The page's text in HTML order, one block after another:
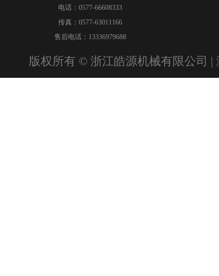
电话：0577-66608333
传真：0577-63011166
售后电话：13336979688
版权所有 © 浙江皓源机械有限公司 |